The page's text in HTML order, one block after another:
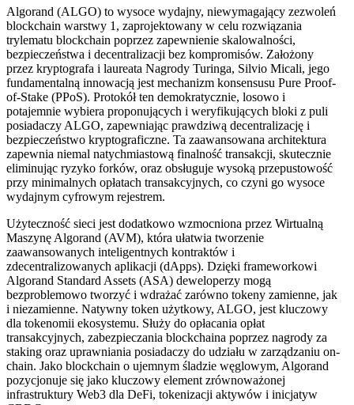
Algorand (ALGO) to wysoce wydajny, niewymagający zezwoleń
blockchain warstwy 1, zaprojektowany w celu rozwiązania
trylematu blockchain poprzez zapewnienie skalowalności,
bezpieczeństwa i decentralizacji bez kompromisów. Założony
przez kryptografa i laureata Nagrody Turinga, Silvio Micali, jego
fundamentalną innowacją jest mechanizm konsensusu Pure Proof-
of-Stake (PPoS). Protokół ten demokratycznie, losowo i
potajemnie wybiera proponujących i weryfikujących bloki z puli
posiadaczy ALGO, zapewniając prawdziwą decentralizację i
bezpieczeństwo kryptograficzne. Ta zaawansowana architektura
zapewnia niemal natychmiastową finalność transakcji, skutecznie
eliminując ryzyko forków, oraz obsługuje wysoką przepustowość
przy minimalnych opłatach transakcyjnych, co czyni go wysoce
wydajnym cyfrowym rejestrem.
Użyteczność sieci jest dodatkowo wzmocniona przez Wirtualną
Maszynę Algorand (AVM), która ułatwia tworzenie
zaawansowanych inteligentnych kontraktów i
zdecentralizowanych aplikacji (dApps). Dzięki frameworkowi
Algorand Standard Assets (ASA) deweloperzy mogą
bezproblemowo tworzyć i wdrażać zarówno tokeny zamienne, jak
i niezamienne. Natywny token użytkowy, ALGO, jest kluczowy
dla tokenomii ekosystemu. Służy do opłacania opłat
transakcyjnych, zabezpieczania blockchaina poprzez nagrody za
staking oraz uprawniania posiadaczy do udziału w zarządzaniu on-
chain. Jako blockchain o ujemnym śladzie węglowym, Algorand
pozycjonuje się jako kluczowy element zrównoważonej
infrastruktury Web3 dla DeFi, tokenizacji aktywów i inicjatyw